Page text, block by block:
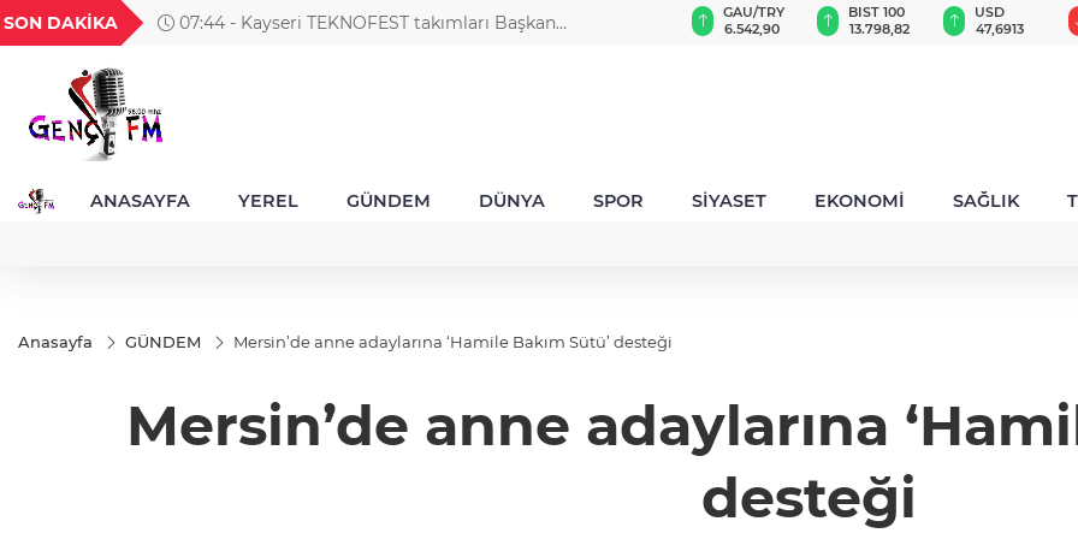
SON DAKİKA 07:13 - Kayseri Talas'ta her kapı çalınıyor
1,1822
GEL
18,2376
TND
16,2326
BGN
27,9743
VND
0,0018
GAU/TRY
6.542,90
BIST 100
13.798,82
USD
47,6913
54,9801
ANASAYFA YEREL GÜNDEM DÜNYA SPOR SİYASET EKONOMİ SAĞLIK
Anasayfa GÜNDEM Mersin’de anne adaylarına ‘Hamile Bakım Sütü’ desteği
Mersin’de anne adaylarına
desteği